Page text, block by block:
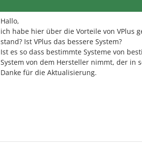
Hallo,
ich habe hier über die Vorteile von VPlus
stand? Ist VPlus das bessere System?
Ist es so dass bestimmte Systeme von
System von dem Hersteller nimmt, der in
Danke für die Aktualisierung.